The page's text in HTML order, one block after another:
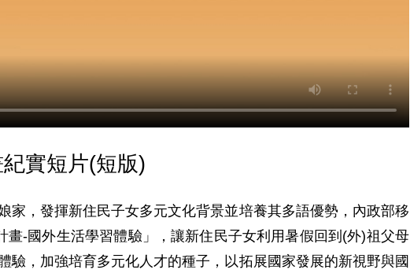
實短片(短版)
家，發揮新住民子女多元文化背景並培養其多語優勢，內政部移
畫-國外生活學習體驗」，讓新住民子女利用暑假回到(外)祖父母
驗，加強培育多元化人才的種子，以拓展國家發展的新視野與國